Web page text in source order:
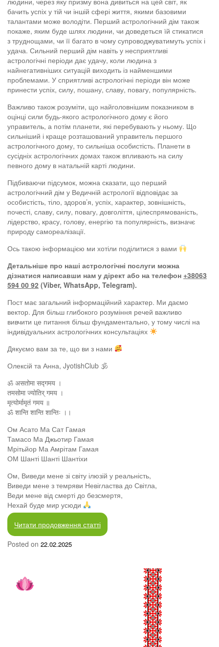
бачить успіх у тій чи іншій сфері життя, якими базовими
талантами може володіти. Перший астрологічний дім також
покаже, яким буде шлях людини, чи доведеться їй стикатися
з труднощами, чи її багато в чому супроводжуватимуть успіх і
удача. Сильний перший дім навіть у несприятливі
астрологічні періоди дає удачу, коли людина з
найнегативніших ситуацій виходить із найменшими
проблемами. У сприятливі астрологічні періоди він може
принести успіх, силу, пошану, славу, повагу, популярність.
Важливо також розуміти, що найголовнішим показником в
оцінці сили будь-якого астрологічного дому є його
управитель, а потім планети, які перебувають у ньому. Що
сильніший і краще розташований управитель першого
астрологічного дому, то сильніша особистість. Планети в
сусідніх астрологічних домах також впливають на силу
певного дому в натальній карті людини.
Підбиваючи підсумок, можна сказати, що перший
астрологічний дім у Ведичній астрології відповідає за
особистість, тіло, здоров’я, успіх, характер, зовнішність,
почесті, славу, силу, повагу, довголіття, цілеспрямованість,
лідерство, красу, голову, енергію та популярність, визначє
природу самореалізації.
Ось такою інформацією ми хотіли поділитися з вами
Детальніше про наші астрологічні послуги можна
дізнатися написавши нам у дірект або на телефон +38063
594 00 92 (Viber, WhatsApp, Telegram).
Пост має загальний інформаційний характер. Ми даємо
вектор. Для більш глибокого розуміння речей важливо
вивчити це питання більш фундаментально, у тому числі на
індивідуальних астрологічних консультаціях
Дякуємо вам за те, що ви з нами
Олексій та Анна, JyotishClub 🕉
ॐ असतोमा सद्गमय ।
तमसोमा ज्योतिर् गमय ।
मृत्योर्मामृतं गमय ॥
ॐ शान्ति शान्ति शान्तिः ।।
Ом Асато Ма Сат Гамая
Тамасо Ма Джьотир Гамая
Мрітьйор Ма Амрітам Гамая
ОМ Шанті Шанті Шантіхи
Ом, Виведи мене зі світу ілюзій у реальність,
Виведи мене з темряви Невігластва до Світла,
Веди мене від смерті до безсмертя,
Нехай буде мир усюди
Читати продовження статті
Posted on 22.02.2025